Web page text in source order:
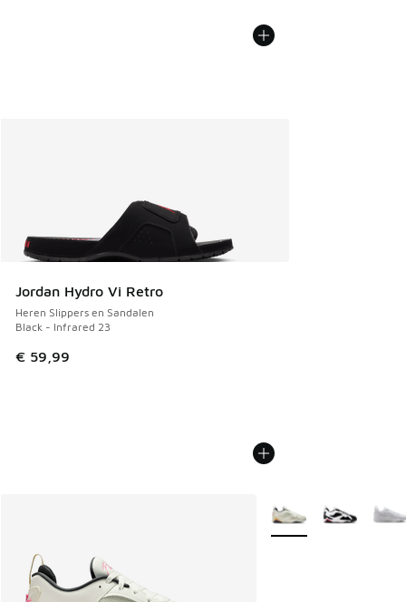
Jordan Hydro Vi Retro
Heren Slippers en Sandalen
Black - Infrared 23
€ 59,99
Meer kleuren